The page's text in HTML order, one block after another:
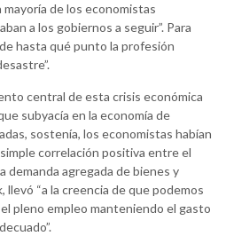
de los economistas
a los gobiernos a seguir”. Para
hasta qué punto la profesión
central de esta crisis económica
subyacía en la economía de
sostenía, los economistas habían
correlación positiva entre el
demanda agregada de bienes y
llevó “a la creencia de que podemos
pleno empleo manteniendo el gasto